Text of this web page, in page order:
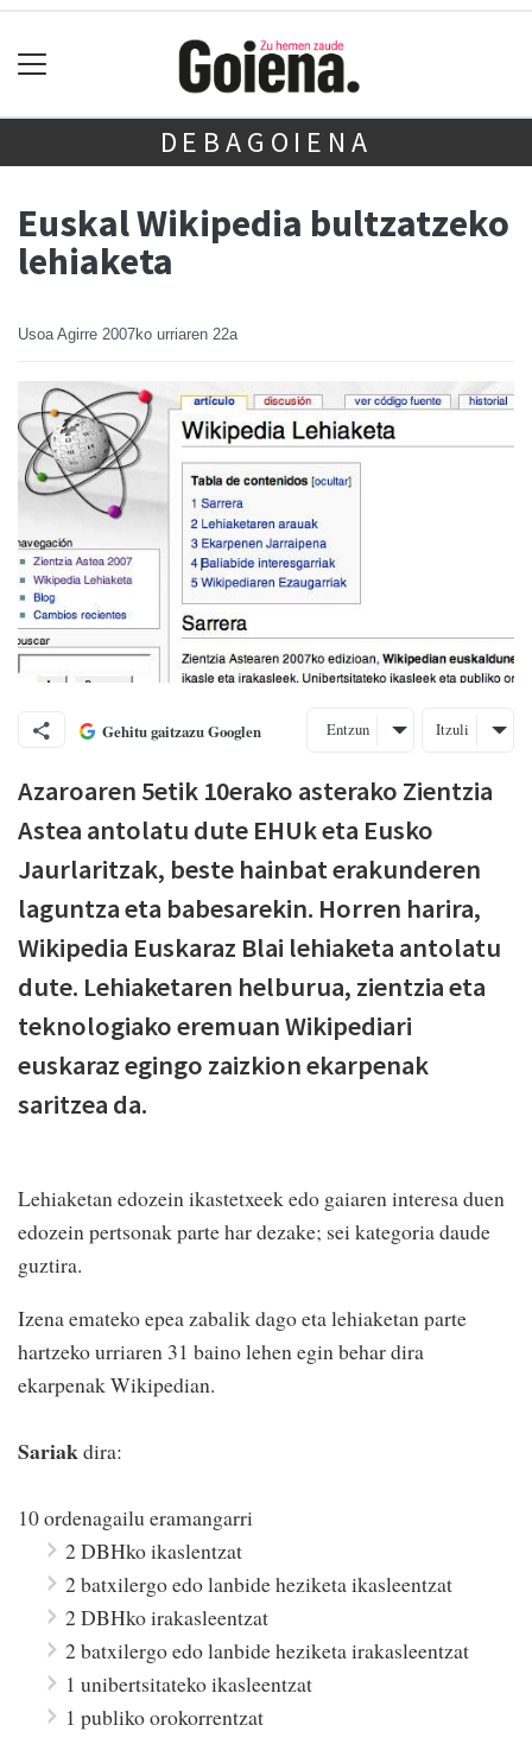
DEBAGOIENA
Euskal Wikipedia bultzatzeko
lehiaketa
Usoa Agirre 2007ko urriaren 22a
Gehitu gaitzazu Googlen Entzun Itzuli
Azaroaren 5etik 10erako asterako Zientzia
Astea antolatu dute EHUk eta Eusko
Jaurlaritzak, beste hainbat erakunderen
laguntza eta babesarekin. Horren harira,
Wikipedia Euskaraz Blai lehiaketa antolatu
dute. Lehiaketaren helburua, zientzia eta
teknologiako eremuan Wikipediari
euskaraz egingo zaizkion ekarpenak
saritzea da.
Lehiaketan edozein ikastetxeek edo gaiaren interesa duen
edozein pertsonak parte har dezake; sei kategoria daude
guztira.
Izena emateko epea zabalik dago eta lehiaketan parte
hartzeko urriaren 31 baino lehen egin behar dira
ekarpenak Wikipedian.
Sariakdira:
10 ordenagailu eramangarri
2 DBHko ikaslentzat
2 batxilergo edo lanbide heziketa ikasleentzat
2 DBHko irakasleentzat
2 batxilergo edo lanbide heziketa irakasleentzat
1 unibertsitateko ikasleentzat
1 publiko orokorrentzat